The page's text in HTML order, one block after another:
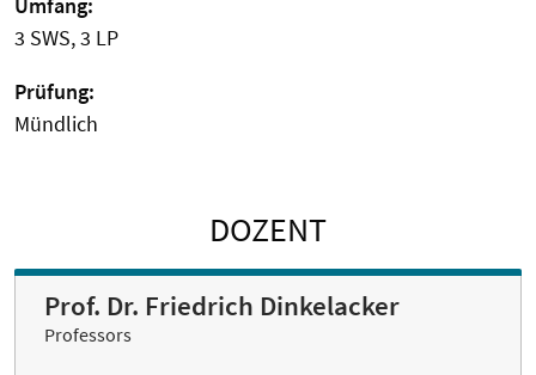
Umfang:
3 SWS, 3 LP
Prüfung:
Mündlich
DOZENT
Prof. Dr. Friedrich Dinkelacker
Professors